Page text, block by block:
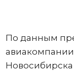
По данным
Новосибирска